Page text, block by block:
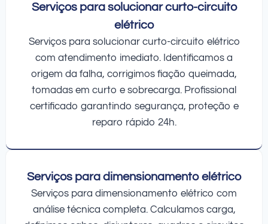
Serviços para solucionar curto-circuito
elétrico
Serviços para solucionar curto-circuito elétrico
com atendimento imediato. Identificamos a
origem da falha, corrigimos fiação queimada,
tomadas em curto e sobrecarga. Profissional
certificado garantindo segurança, proteção e
reparo rápido 24h.
Serviços para dimensionamento elétrico
Serviços para dimensionamento elétrico com
análise técnica completa. Calculamos carga,